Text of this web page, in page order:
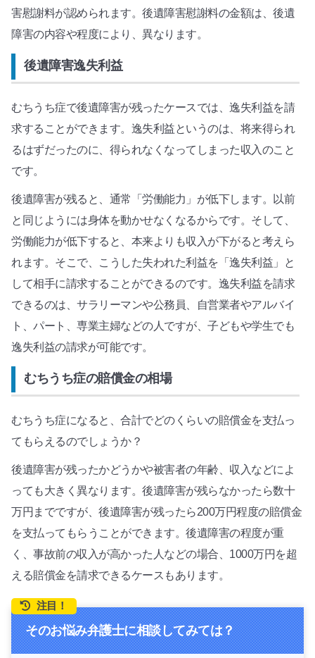
害慰謝料が認められます。後遺障害慰謝料の金額は、後遺
障害の内容や程度により、異なります。
後遺障害逸失利益
むちうち症で後遺障害が残ったケースでは、逸失利益を請
求することができます。逸失利益というのは、将来得られ
るはずだったのに、得られなくなってしまった収入のこと
です。
後遺障害が残ると、通常「労働能力」が低下します。以前
と同じようには身体を動かせなくなるからです。そして、
労働能力が低下すると、本来よりも収入が下がると考えら
れます。そこで、こうした失われた利益を「逸失利益」と
して相手に請求することができるのです。逸失利益を請求
できるのは、サラリーマンや公務員、自営業者やアルバイ
ト、パート、専業主婦などの人ですが、子どもや学生でも
逸失利益の請求が可能です。
むちうち症の賠償金の相場
むちうち症になると、合計でどのくらいの賠償金を支払っ
てもらえるのでしょうか？
後遺障害が残ったかどうかや被害者の年齢、収入などによ
っても大きく異なります。後遺障害が残らなかったら数十
万円までですが、後遺障害が残ったら200万円程度の賠償金
を支払ってもらうことができます。後遺障害の程度が重
く、事故前の収入が高かった人などの場合、1000万円を超
える賠償金を請求できるケースもあります。
注目！
そのお悩み弁護士に相談してみては？